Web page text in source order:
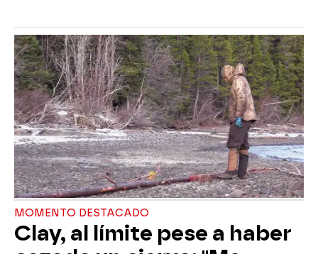
MOMENTO DESTACADO
Clay, al límite pese a haber